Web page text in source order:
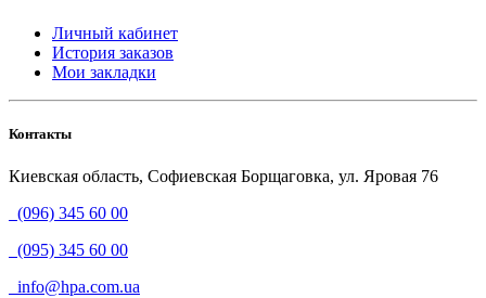
Личный кабинет
История заказов
Мои закладки
Контакты
Киевская область, Софиевская Борщаговка, ул. Яровая 76
(096) 345 60 00
(095) 345 60 00
info@hpa.com.ua